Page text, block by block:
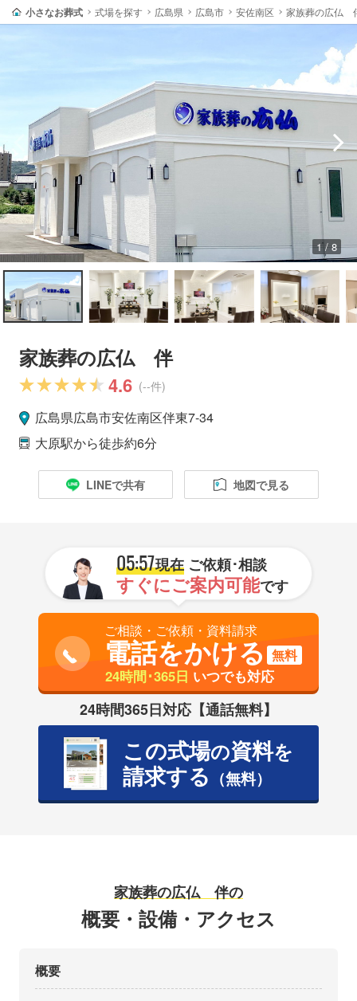
小さなお葬式 式場を探す 広島県 広島市 安佐南区 家族葬の広仏
1 / 8
家族葬の広仏 伴
4.6 (--件)
広島県広島市安佐南区伴東7-34
大原駅から徒歩約6分
LINEで共有 地図で見る
05:57現在ご依頼･相談
すぐにご案内可能です
ご相談・ご依頼・資料請求
電話をかける 無料
24時間･365日 いつでも対応
24時間365日対応【通話無料】
この式場の資料を
請求する （無料）
家族葬の広仏 伴の
概要・設備・アクセス
概要